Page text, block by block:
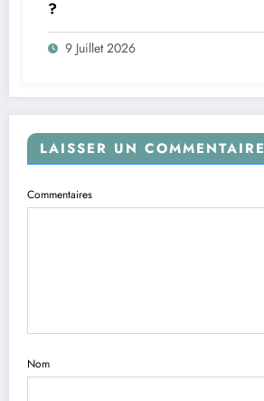
?
9 Juillet 2026
LAISSER UN COMMENTAIRE
Commentaires
Nom